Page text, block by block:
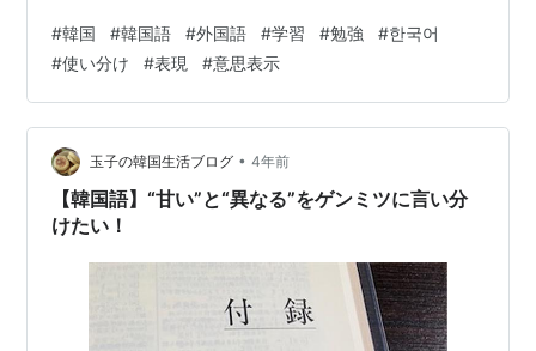
読んだりすれば、意味は分かるのですが… なのでこれも
一度、しっかりと資料を見て、比較しながら理解度向上
を図りたいと思います！ （毎度ですが、発音ガイドは参
考程度にご覧下さいませ。） もくじ 参考資料 辞書解説
の比較 使用例① 使用例② 終わりに 参考資料 今回の参
考資料はこ…
#韓国 #韓国語 #外国語 #学習 #勉強 #한국어
#使い分け #表現 #意思表示
玉子の韓国生活ブログ • 4年前
【韓国語】“甘い”と“異なる”をゲンミツに言い分
けたい！